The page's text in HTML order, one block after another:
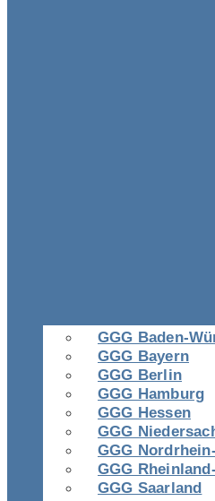
GGG Baden-
GGG Bayern
GGG Berlin
GGG Hamburg
GGG Hessen
GGG
GGG
GGG
GGG Saarland